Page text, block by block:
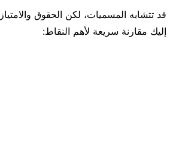
قد تتشابه المسميات، لكن الحقوق
إليك مقارنة سريعة لأهم النقاط: